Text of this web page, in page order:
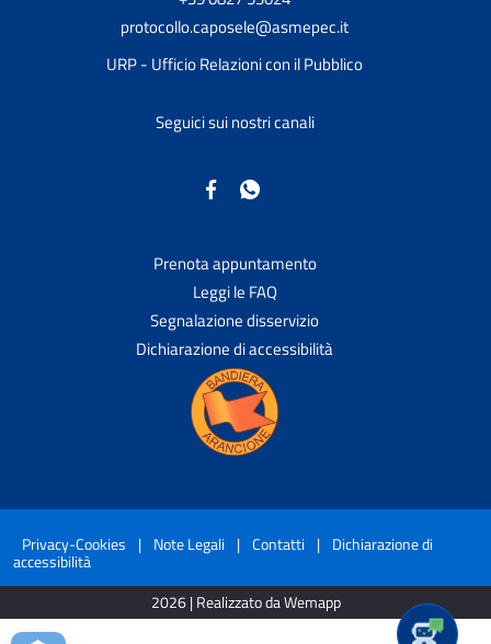
protocollo.caposele@asmepec.it
URP - Ufficio Relazioni con il Pubblico
Seguici sui nostri canali
Prenota appuntamento
Leggi le FAQ
Segnalazione disservizio
Dichiarazione di accessibilità
Privacy-Cookies | Note Legali | Contatti | Dichiarazione di
accessibilità
2026 | Realizzato da Wemapp